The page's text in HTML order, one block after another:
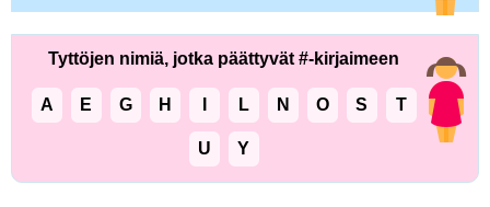
Tyttöjen nimiä, jotka päättyvät #-kirjaimeen
A E G H L N O S T
U Y